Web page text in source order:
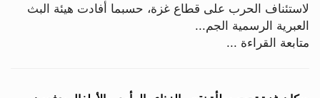
لاستئناف الحرب على قطاع غزة، حسبما أفادت هيئة البث
العبرية الرسمية الجم...
متابعة القراءة ...